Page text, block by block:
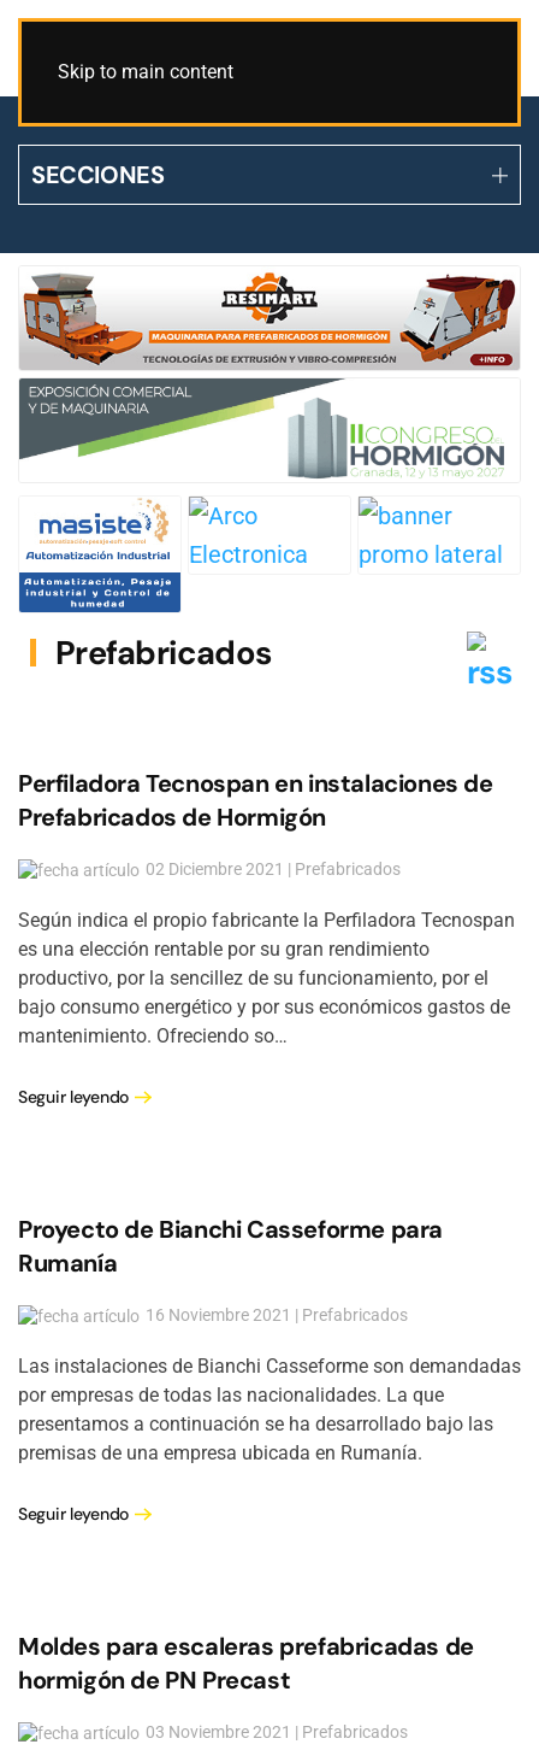
Skip to main content
SECCIONES
Prefabricados
Perfiladora Tecnospan en instalaciones de
Prefabricados de Hormigón
02 Diciembre 2021 | Prefabricados
Según indica el propio fabricante la Perfiladora Tecnospan
es una elección rentable por su gran rendimiento
productivo, por la sencillez de su funcionamiento, por el
bajo consumo energético y por sus económicos gastos de
mantenimiento. Ofreciendo so…
Seguir leyendo
Proyecto de Bianchi Casseforme para
Rumanía
16 Noviembre 2021 | Prefabricados
Las instalaciones de Bianchi Casseforme son demandadas
por empresas de todas las nacionalidades. La que
presentamos a continuación se ha desarrollado bajo las
premisas de una empresa ubicada en Rumanía.
Seguir leyendo
Moldes para escaleras prefabricadas de
hormigón de PN Precast
03 Noviembre 2021 | Prefabricados